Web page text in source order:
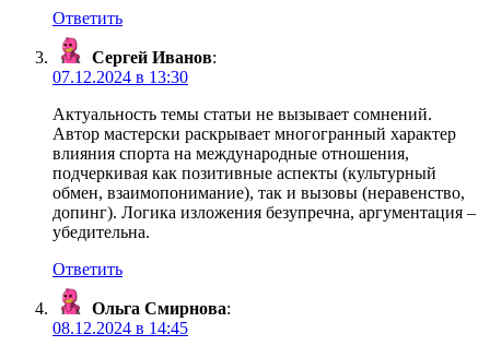
Ответить
Сергей Иванов:
07.12.2024 в 13:30
Актуальность темы статьи не вызывает сомнений.
Автор мастерски раскрывает многогранный характер
влияния спорта на международные отношения,
подчеркивая как позитивные аспекты (культурный
обмен, взаимопонимание), так и вызовы (неравенство,
допинг). Логика изложения безупречна, аргументация –
убедительна.
Ответить
Ольга Смирнова:
08.12.2024 в 14:45